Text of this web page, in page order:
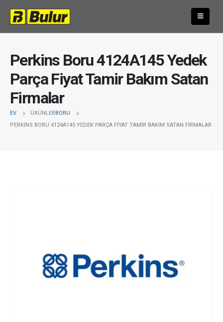
Perkins Boru 4124A145 Yedek
Parça Fiyat Tamir Bakım Satan
Firmalar
EV ÜRÜNLERBORU
PERKINS BORU 4124A145 YEDEK PARÇA FIYAT TAMIR BAKIM SATAN FIRMALAR